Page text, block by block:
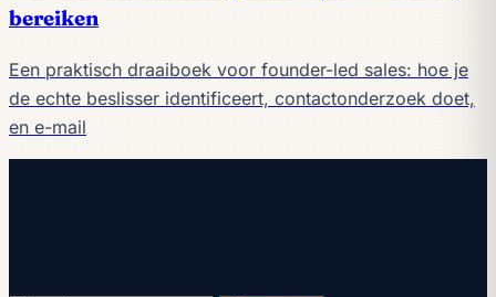
bereiken
Een praktisch draaiboek voor founder-led sales: hoe je
de echte beslisser identificeert, contactonderzoek doet,
en e-mail